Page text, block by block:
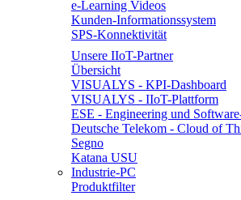
e-Learning Videos
Kunden-Informationssystem
SPS-Konnektivität
Unsere IIoT-Partner
Übersicht
VISUALYS - KPI-Dashboard
VISUALYS - IIoT-Plattform
ESE - Engineering und
Deutsche Telekom - Cloud of
Segno
Katana USU
Industrie-PC
Produktfilter